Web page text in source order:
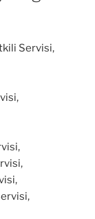
Servisi,